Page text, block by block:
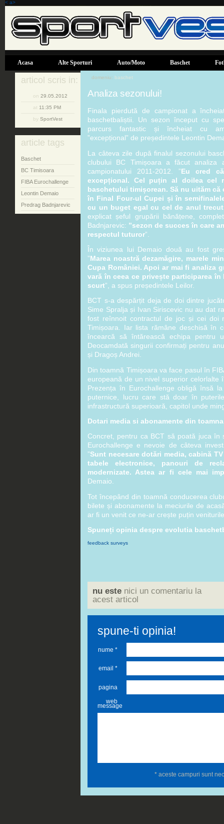
< a>
Acasa Alte Sporturi Auto/Moto Baschet
articol scris in:
on 29.05.2012
at 11:35 PM
by SportVest
article tags
Baschet
BC Timisoara
FIBA Eurochallenge
Leontin Demaio
Predrag Badnjarevic
domeniu: baschet
Analiza sezonului!
Finala pierdută de campionat a
baschetbaliștii. Un sezon început cu
parcurs fantastic și încheiat cu
”excepțional” de președintele Leontin
La câteva zile după finalul sezonului
clubului BC Timișoara a făcut
campionatului 2011-2012. ”Eu cred
excepțional. Cel puțin al doilea cel
baschetului timișorean. Să nu uităm
în Final Four-ul Cupei și în
cu un buget egal cu cel de anul
explicat șeful grupării bănățene,
Badnjarevic: ”sezon de succes în care
respectul tuturor”.
În viziunea lui Demaio două au fost
”Marea noastră dezamăgire, marele
Cupa României. Apoi ar mai fi analiza
vară în ceea ce privește participarea
scurt”, a spus președintele Leilor.
BCT s-a despărțit deja de doi dintre
Sime Spralja și Ivan Siriscevic nu au dat
fost reînnoit contractul de joc și cei
Timișoara. Iar lista rămâne deschisă în
încearcă să întărească echipa pentru
Deocamdată singurii confirmați pentru
și Dragoș Andrei.
Din toamnă Timișoara va face pasul în
europeană de un nivel superior celorlalte
Prezența în Eurochallenge obligă însă
puternice, lucru care stă doar în
infrastructură superioară, capitol unde
Dotari media si abonamente din toamna
Concret, pentru ca BCT să poată juca în
Eurochallenge e nevoie de câteva
”Sunt necesare dotări media, cabină
tabele electronice, panouri de
modernizate. Astea ar fi cele mai
Demaio.
Tot începând din toamnă conducerea
bilete și abonamente la meciurile de
ar fi un venit ce ne-ar crește puțin
Spuneți opinia despre evolutia
feedback surveys
nu este nici un comentariu la
acest articol
spune-ti opinia!
nume *
email *
pagina
web
message
* aceste campuri sunt